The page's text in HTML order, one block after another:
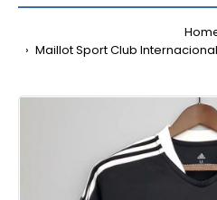
Maillot Sport Club